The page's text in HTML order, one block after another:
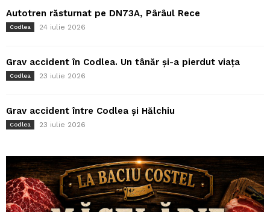
Autotren răsturnat pe DN73A, Pârâul Rece
Codlea 24 iulie 2026
Grav accident în Codlea. Un tânăr și-a pierdut viața
Codlea 23 iulie 2026
Grav accident între Codlea și Hălchiu
Codlea 23 iulie 2026